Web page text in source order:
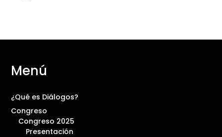
Menú
¿Qué es Diálogos?
Congreso
Congreso 2025
Presentación